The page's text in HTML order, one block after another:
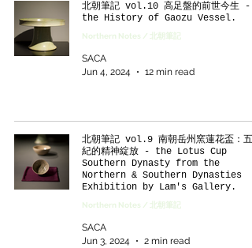
北朝筆記 vol.10 高足盤的前世今生 -
the History of Gaozu Vessel.
Northern Notes / 北朝筆記
SACA
Jun 4, 2024
12 min read
北朝筆記 vol.9 南朝岳州窯蓮花盃：五
紀的精神綻放 - the Lotus Cup
Southern Dynasty from the
Northern & Southern Dynasties
Exhibition by Lam's Gallery.
Northern Notes / 北朝筆記
SACA
Jun 3, 2024
2 min read